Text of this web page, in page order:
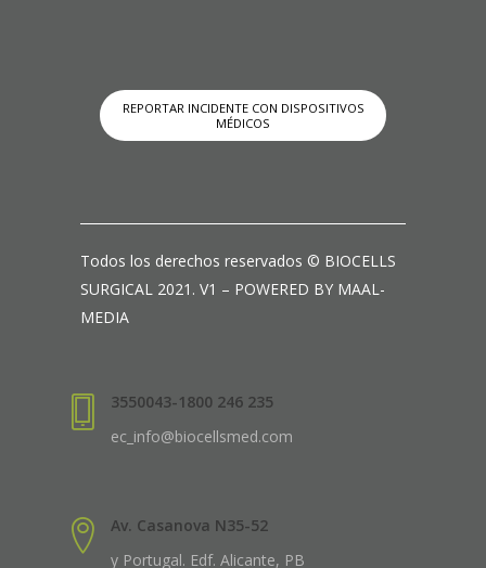
REPORTAR INCIDENTE CON DISPOSITIVOS
MÉDICOS
Todos los derechos reservados © BIOCELLS
SURGICAL 2021. V1 – POWERED BY MAAL-
MEDIA
3550043-1800 246 235
ec_info@biocellsmed.com
Av. Casanova N35-52
y Portugal. Edf. Alicante, PB